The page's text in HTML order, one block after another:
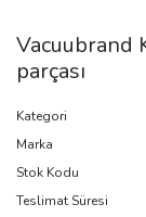
Vacuubrand
parçası
Kategori
Marka
Stok Kodu
Teslimat Süresi